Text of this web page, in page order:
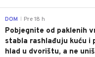
DOM Pre 18 h
Pobjegnite od paklenih
stabla rashlađuju kuću i
hlad u dvorištu, a ne